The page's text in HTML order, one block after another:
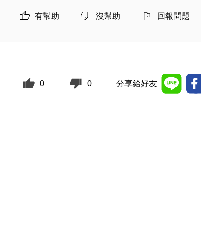
有幫助 沒幫助 回報問題
0 0 分享給好友